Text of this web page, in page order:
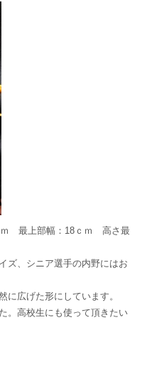
ｍ 最上部幅：18ｃｍ 高さ最
ズ、シニア選手の内野にはお
に広げた形にしています。
。高校生にも使って頂きたい